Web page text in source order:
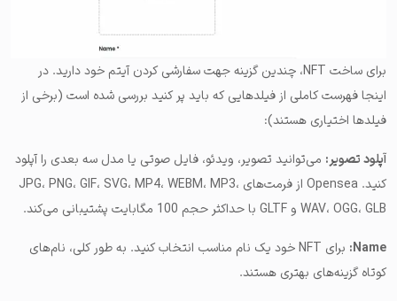
برای ساخت NFT، چندین گزینه جهت سفارشی کردن آیتم خود دارید. در
اینجا فهرست کاملی از فیلدهایی که باید پر کنید بررسی شده است (برخی از
فیلدها اختیاری هستند):
آپلود تصویر: می‌توانید تصویر، ویدئو، فایل صوتی یا مدل سه بعدی را آپلود
کنید. Opensea از فرمت‌های JPG، PNG، GIF، SVG، MP4، WEBM، MP3،
WAV، OGG، GLB و GLTF با حداکثر حجم 100 مگابایت پشتیبانی می‌کند.
Name:
برای NFT خود یک نام مناسب انتخاب کنید. به طور کلی، نام‌های
کوتاه گزینه‌های بهتری هستند.